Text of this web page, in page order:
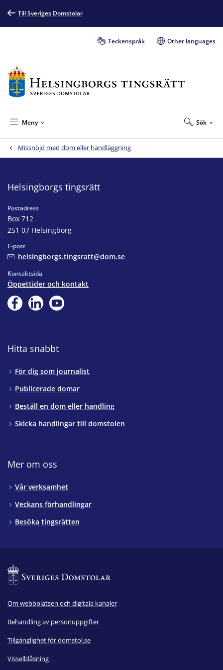
Till Sveriges Domstolar
Teckenspråk Other languages
Sök
Meny
Missnöjd med dom eller handläggning
Helsingborgs tingsrätt
Postadress
Box 712
251 07 Helsingborg
E-post
helsingborgs.tingsratt@dom.se
Kontaktsida
Öppettider och kontakt
Hitta snabbt
För dig som journalist
Publicerade domar
Beställ en dom eller handling
Skicka handlingar till domstolen
Mer om oss
Vår verksamhet
Veckans förhandlingar
Besöka tingsrätten
Om webbplatsen och digitala kanaler
Behandling av personuppgifter
Tillgänglighet för domstol.se
Visselblåsning